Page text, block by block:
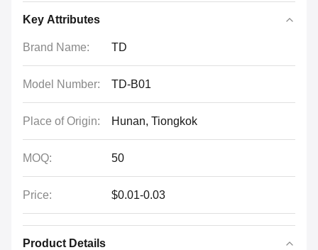
Key Attributes
Brand Name: TD
Model Number: TD-B01
Place of Origin: Hunan, Tiongkok
MOQ: 50
Price: $0.01-0.03
Product Details